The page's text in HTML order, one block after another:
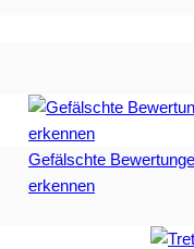
Gefälschte
erkennen